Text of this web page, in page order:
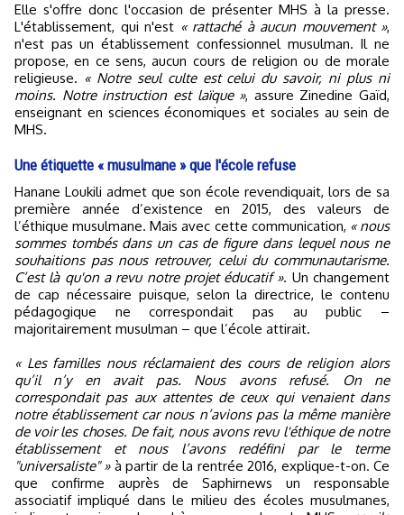
Elle s'offre donc l'occasion de présenter MHS à la presse.
L'établissement, qui n'est « rattaché à aucun mouvement »,
n'est pas un établissement confessionnel musulman. Il ne
propose, en ce sens, aucun cours de religion ou de morale
religieuse. « Notre seul culte est celui du savoir, ni plus ni
moins. Notre instruction est laïque », assure Zinedine Gaïd,
enseignant en sciences économiques et sociales au sein de
MHS.
Une étiquette « musulmane » que l'école refuse
Hanane Loukili admet que son école revendiquait, lors de sa
première année d’existence en 2015, des valeurs de
l’éthique musulmane. Mais avec cette communication, « nous
sommes tombés dans un cas de figure dans lequel nous ne
souhaitions pas nous retrouver, celui du communautarisme.
C’est là qu'on a revu notre projet éducatif ». Un changement
de cap nécessaire puisque, selon la directrice, le contenu
pédagogique ne correspondait pas au public –
majoritairement musulman – que l’école attirait.
« Les familles nous réclamaient des cours de religion alors
qu’il n’y en avait pas. Nous avons refusé. On ne
correspondait pas aux attentes de ceux qui venaient dans
notre établissement car nous n’avions pas la même manière
de voir les choses. De fait, nous avons revu l'éthique de notre
établissement et nous l’avons redéfini par le terme
"universaliste" »à partir de la rentrée 2016, explique-t-on. Ce
que confirme auprès de Saphirnews un responsable
associatif impliqué dans le milieu des écoles musulmanes,